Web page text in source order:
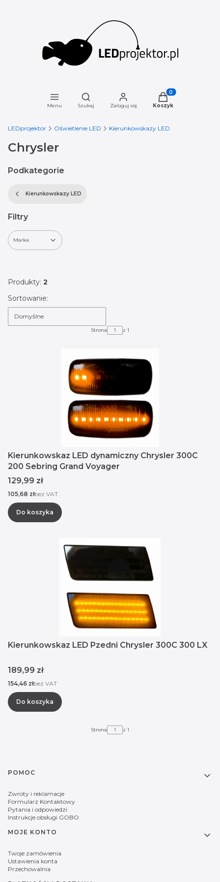
Menu
Otwórz wyszukiwarkę
Szukaj Zaloguj się
Produkty w
Koszyk
LEDprojektor Oświetlenie LED Kierunkowskazy LED
Chrysler
Podkategorie
Kierunkowskazy LED
Filtry
Marka
Produkty: 2
Lista produktów
Sortowanie:
Domyślne
Strona z 1
Kierunkowskaz LED dynamiczny Chrysler 300C
200 Sebring Grand Voyager
Cena
129,99 zł
Cena
105,68 złbez VAT
Do koszyka
Kierunkowskaz LED Pzedni Chrysler 300C 300 LX
Cena
189,99 zł
Cena
154,46 złbez VAT
Do koszyka
Strona z 1
Linki w stopce
POMOC
Zwroty i reklamacje
Formularz Kontaktowy
Pytania i odpowiedzi
Instrukcje obsługi GOBO
MOJE KONTO
Twoje zamówienia
Ustawienia konta
Przechowalnia